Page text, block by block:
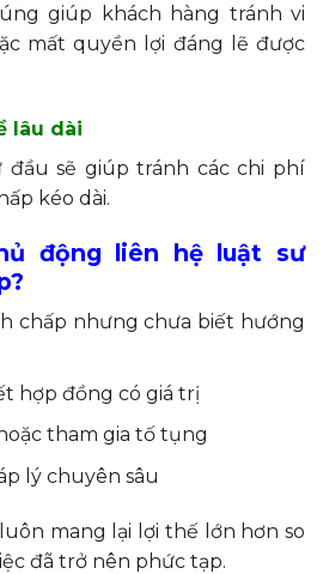
giúp khách hàng tránh vi
mất quyền lợi đáng lẽ được
lâu dài
sẽ giúp tránh các chi phí
kéo dài.
động liên hệ luật sư
chấp nhưng chưa biết hướng
hợp đồng có giá trị
tham gia tố tụng
lý chuyên sâu
mang lại lợi thế lớn hơn so
đã trở nên phức tạp.